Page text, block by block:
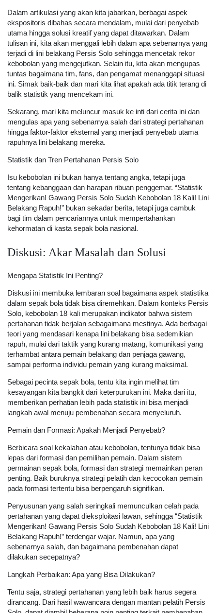
Dalam artikulasi yang akan kita jabarkan, berbagai aspek
ekspositoris dibahas secara mendalam, mulai dari penyebab
utama hingga solusi kreatif yang dapat ditawarkan. Dalam
tulisan ini, kita akan menggali lebih dalam apa sebenarnya yang
terjadi di lini belakang Persis Solo sehingga mencetak rekor
kebobolan yang mengejutkan. Selain itu, kita akan mengupas
tuntas bagaimana tim, fans, dan pengamat menanggapi situasi
ini. Simak baik-baik dan mari kita lihat apakah ada titik terang di
balik statistik yang mencekam ini.
Sekarang, mari kita meluncur masuk ke inti dari cerita ini dan
mengulas apa yang sebenarnya salah dari strategi pertahanan
hingga faktor-faktor eksternal yang menjadi penyebab utama
rapuhnya lini belakang mereka.
Statistik dan Tren Pertahanan Persis Solo
Isu kebobolan ini bukan hanya tentang angka, tetapi juga
tentang kebanggaan dan harapan ribuan penggemar. “Statistik
Mengerikan! Gawang Persis Solo Sudah Kebobolan 18 Kali! Lini
Belakang Rapuh!” bukan sekadar berita, tetapi juga cambuk
bagi tim dalam pencariannya untuk mempertahankan
kehormatan di kasta sepak bola nasional.
Diskusi: Akar Masalah dan Solusi
Mengapa Statistik Ini Penting?
Diskusi ini membuka lembaran soal bagaimana aspek statistika
dalam sepak bola tidak bisa diremehkan. Dalam konteks Persis
Solo, kebobolan 18 kali merupakan indikator bahwa sistem
pertahanan tidak berjalan sebagaimana mestinya. Ada berbagai
teori yang mendasari kenapa lini belakang bisa sedemikian
rapuh, mulai dari taktik yang kurang matang, komunikasi yang
terhambat antara pemain belakang dan penjaga gawang,
sampai performa individu pemain yang kurang maksimal.
Sebagai pecinta sepak bola, tentu kita ingin melihat tim
kesayangan kita bangkit dari keterpurukan ini. Maka dari itu,
memberikan perhatian lebih pada statistik ini bisa menjadi
langkah awal menuju pembenahan secara menyeluruh.
Pemain dan Formasi: Apakah Menjadi Penyebab?
Berbicara soal kekalahan atau kebobolan, tentunya tidak bisa
lepas dari formasi dan pemilihan pemain. Dalam sistem
permainan sepak bola, formasi dan strategi memainkan peran
penting. Baik buruknya strategi pelatih dan kecocokan pemain
pada formasi tertentu bisa berpengaruh signifikan.
Penyusunan yang salah seringkali memunculkan celah pada
pertahanan yang dapat dieksploitasi lawan, sehingga “Statistik
Mengerikan! Gawang Persis Solo Sudah Kebobolan 18 Kali! Lini
Belakang Rapuh!” terdengar wajar. Namun, apa yang
sebenarnya salah, dan bagaimana pembenahan dapat
dilakukan secepatnya?
Langkah Perbaikan: Apa yang Bisa Dilakukan?
Tentu saja, strategi pertahanan yang lebih baik harus segera
dirancang. Dari hasil wawancara dengan mantan pelatih Persis